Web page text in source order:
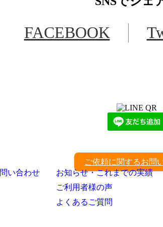
FACEBOOK
ご依頼に関するお問
い合わせ
お知らせ・これまでの実績
ご利用者様の声
よくあるご質問